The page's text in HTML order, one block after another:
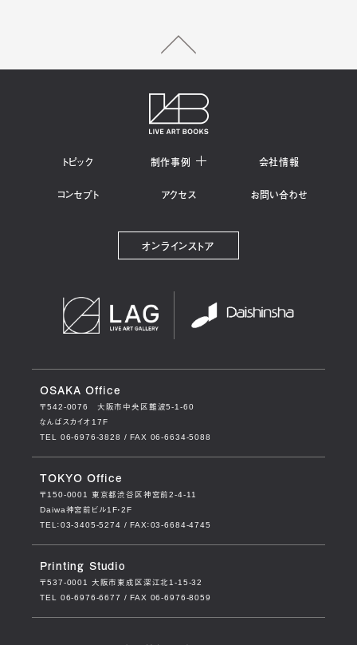
トピック 制作事例 会社情報
コンセプト アクセス お問い合わせ
オンラインストア
OSAKA Office
〒542-0076 大阪市中央区難波5-1-60
なんばスカイオ17F
TEL 06-6976-3828 / FAX 06-6634-5088
TOKYO Office
〒150-0001 東京都渋谷区神宮前2-4-11
Daiwa神宮前ビル1F・2F
TEL：03-3405-5274 / FAX：03-6684-4745
Printing Studio
〒537-0001 大阪市東成区深江北1-15-32
TEL 06-6976-6677 / FAX 06-6976-8059